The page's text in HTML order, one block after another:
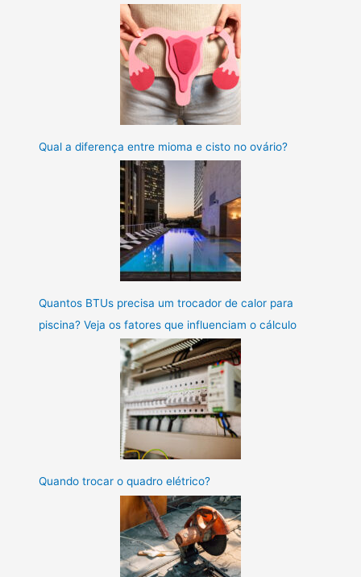
Qual a diferença entre mioma e cisto no ovário?
Quantos BTUs precisa um trocador de calor para
piscina? Veja os fatores que influenciam o cálculo
Quando trocar o quadro elétrico?